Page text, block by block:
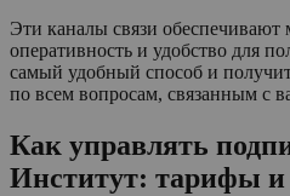
Эти каналы связи
оперативность и удобство для
самый удобный способ и
по всем вопросам, связанным с
Как управлять
Институт: тарифы и